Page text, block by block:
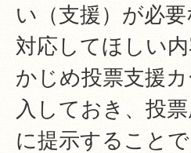
い（支援）が必要
対応してほしい
かじめ投票支援
入しておき、投
に提示すること